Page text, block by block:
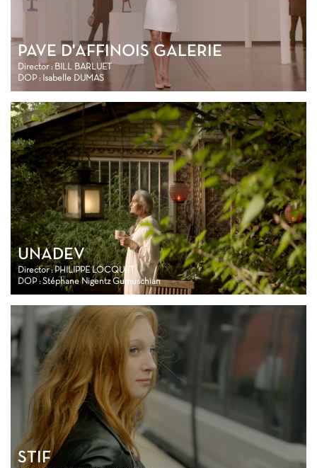
PAVE D'AFFINOIS GALERIE
Director : BILL BARLUET
DOP : Isabelle DUMAS
UNADEV
Director : PHILIPPE LOCQUET
DOP : Stéphane Nigentz Gumuschian
STIF